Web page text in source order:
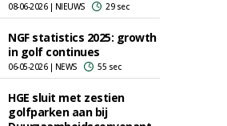
08-06-2026 | NIEUWS 29 sec
NGF statistics 2025: growth
in golf continues
06-05-2026 | NEWS 55 sec
HGE sluit met zestien
golfparken aan bij